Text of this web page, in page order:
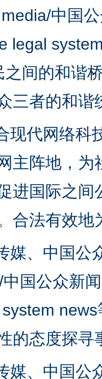
中国
legal
间的和谐
三者的和谐
现代网络科
主阵地，
进国际之
合法有效地
媒、中国公
国公众新
的态度探寻
媒、中国公